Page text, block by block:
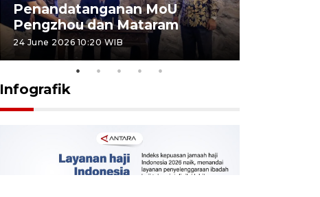
Penandatanganan MoU
Pengzhou dan Mataram
24 June 2026 10:20 WIB
Infografik